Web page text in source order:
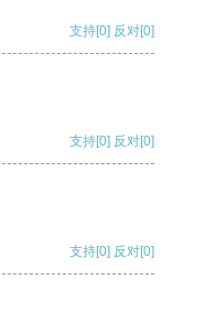
支持[0] 反对[0]
支持[0] 反对[0]
支持[0] 反对[0]